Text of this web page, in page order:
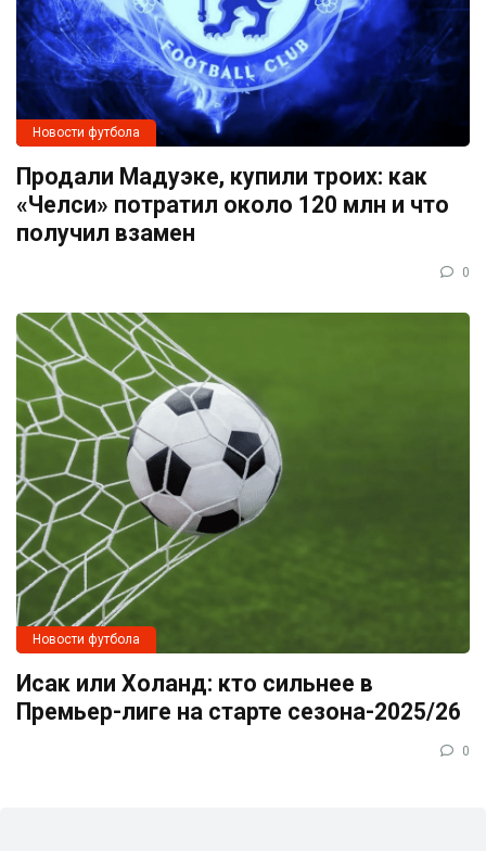
Новости футбола
Продали Мадуэке, купили троих: как
«Челси» потратил около 120 млн и что
получил взамен
0
Новости футбола
Исак или Холанд: кто сильнее в
Премьер-лиге на старте сезона-2025/26
0